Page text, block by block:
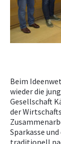
Beim
wieder die
Gesellschaft
der
Sparkasse
traditionell